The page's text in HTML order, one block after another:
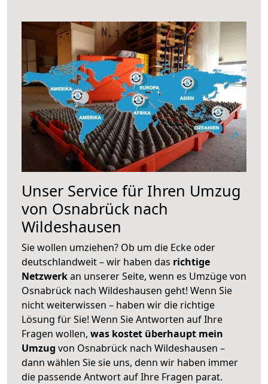
Unser Service für Ihren Umzug
von Osnabrück nach
Wildeshausen
Sie wollen umziehen? Ob um die Ecke oder
deutschlandweit – wir haben das richtige
Netzwerkan unserer Seite, wenn es Umzüge von
Osnabrück nach Wildeshausen geht! Wenn Sie
nicht weiterwissen – haben wir die richtige
Lösung für Sie! Wenn Sie Antworten auf Ihre
Fragen wollen, was kostet überhaupt mein
Umzug von Osnabrück nach Wildeshausen –
dann wählen Sie sie uns, denn wir haben immer
die passende Antwort auf Ihre Fragen parat.